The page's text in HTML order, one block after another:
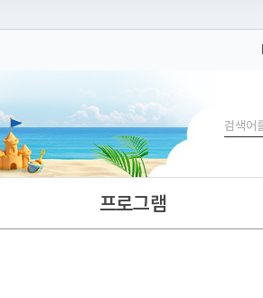
도메인 주소를 확인해 보세요
검색
프로그램